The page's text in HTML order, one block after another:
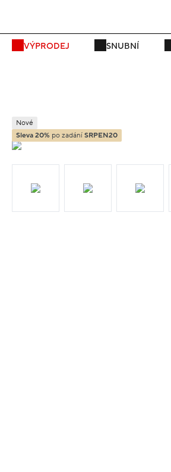
VÝPRODEJ SNUBNÍ
Nové
Sleva 20% po zadání SRPEN20